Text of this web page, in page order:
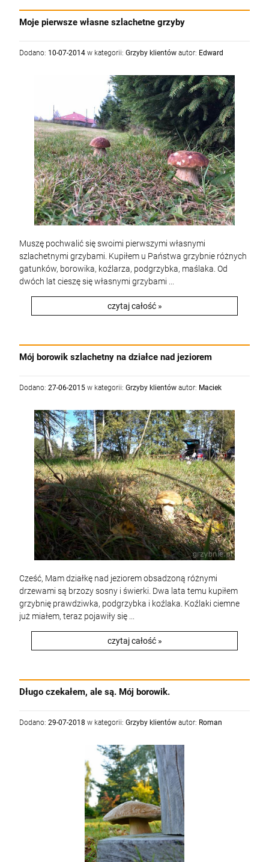
Moje pierwsze własne szlachetne grzyby
Dodano: 10-07-2014 w kategorii: Grzyby klientów autor: Edward
Muszę pochwalić się swoimi pierwszymi własnymi
szlachetnymi grzybami. Kupiłem u Państwa grzybnie różnych
gatunków, borowika, koźlarza, podgrzybka, maślaka. Od
dwóch lat cieszę się własnymi grzybami ...
czytaj całość »
Mój borowik szlachetny na działce nad jeziorem
Dodano: 27-06-2015 w kategorii: Grzyby klientów autor: Maciek
Cześć, Mam działkę nad jeziorem obsadzoną różnymi
drzewami są brzozy sosny i świerki. Dwa lata temu kupiłem
grzybnię prawdziwka, podgrzybka i koźlaka. Koźlaki ciemne
już miałem, teraz pojawiły się ...
czytaj całość »
Długo czekałem, ale są. Mój borowik.
Dodano: 29-07-2018 w kategorii: Grzyby klientów autor: Roman